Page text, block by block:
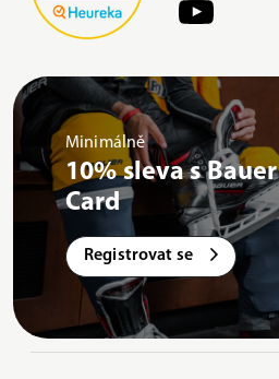
Minimálně
10% sleva s Bauer
Card
Registrovat se